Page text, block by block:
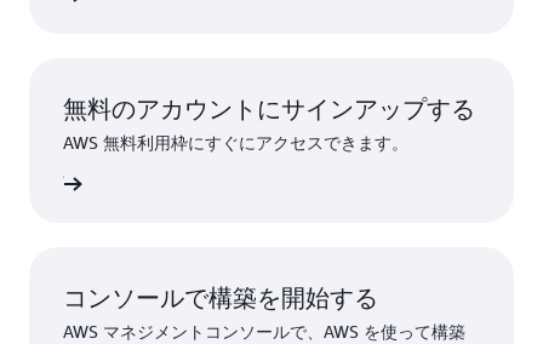
無料のアカウントにサインアップする
AWS 無料利用枠にすぐにアクセスできます。
コンソールで構築を開始する
AWS マネジメントコンソールで、AWS を使って構築